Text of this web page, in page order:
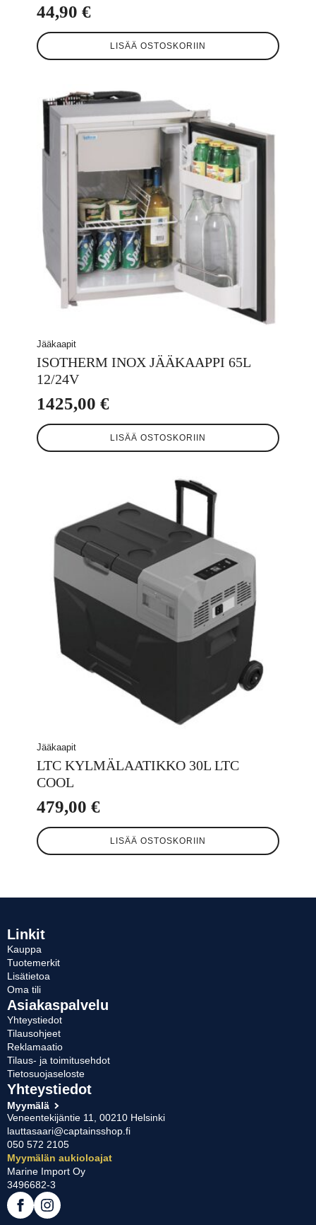
44,90 €
LISÄÄ OSTOSKORIIN
Jääkaapit
ISOTHERM INOX JÄÄKAAPPI 65L
12/24V
1425,00 €
LISÄÄ OSTOSKORIIN
Jääkaapit
LTC KYLMÄLAATIKKO 30L LTC
COOL
479,00 €
LISÄÄ OSTOSKORIIN
Linkit
Kauppa
Tuotemerkit
Lisätietoa
Oma tili
Asiakaspalvelu
Yhteystiedot
Tilausohjeet
Reklamaatio
Tilaus- ja toimitusehdot
Tietosuojaseloste
Yhteystiedot
Myymälä
Veneentekijäntie 11, 00210 Helsinki
lauttasaari@captainsshop.fi
050 572 2105
Myymälän aukioloajat
Marine Import Oy
3496682-3